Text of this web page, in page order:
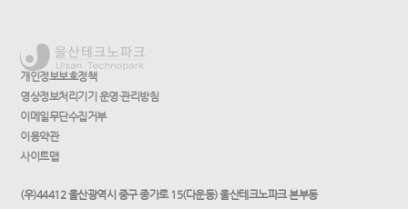
개인정보보호정책
영상정보처리기기 운영·관리방침
이메일무단수집거부
이용약관
사이트맵
(우)44412 울산광역시 중구 종가로 15(다운동) 울산테크노파크 본부동